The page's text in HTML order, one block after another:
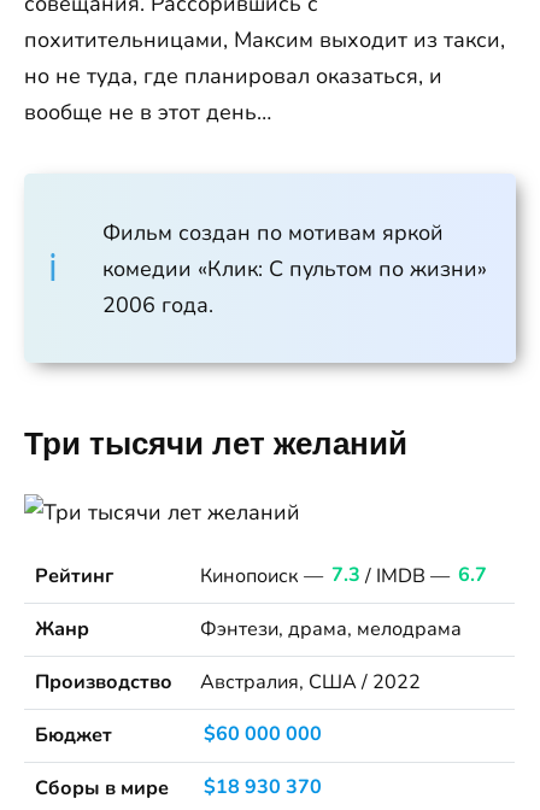
похитительницами, Максим выходит из такси,
но не туда, где планировал оказаться, и
вообще не в этот день…
Фильм создан по мотивам яркой
комедии «Клик: С пультом по жизни»
2006 года.
Три тысячи лет желаний
Рейтинг Кинопоиск — 7.3 / IMDB — 6.7
Жанр
Фэнтези, драма, мелодрама
Производство
Австралия, США / 2022
Бюджет
$60 000 000
Сборы в мире
$18 930 370